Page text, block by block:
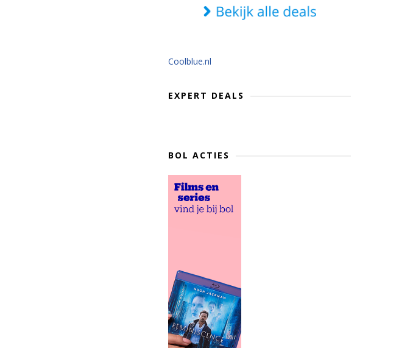
Coolblue.nl
EXPERT DEALS
BOL ACTIES